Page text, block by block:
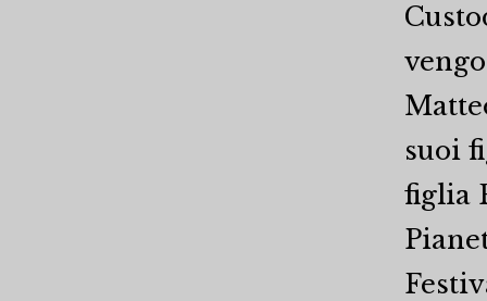
suoi
figlia